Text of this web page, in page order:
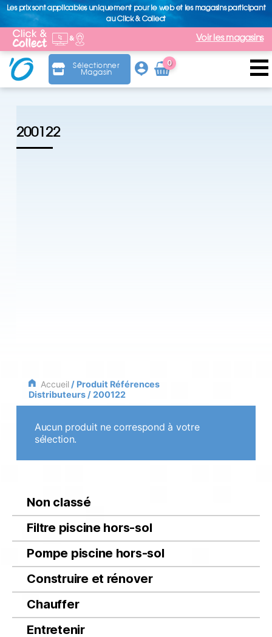
Les prix sont applicables uniquement pour le web et les magasins participant
au Click & Collect
Voir les magasins
Sélectionner
Magasin
0
Arti
cle
200122
Accueil/ Produit Références
Distributeurs / 200122
Aucun produit ne correspond à votre
sélection.
Non classé
Filtre piscine hors-sol
Pompe piscine hors-sol
Construire et rénover
Chauffer
Entretenir